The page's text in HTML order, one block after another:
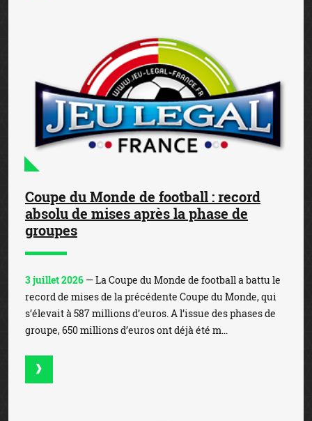
Coupe du Monde de football : record
absolu de mises après la phase de
groupes
3 juillet 2026 — La Coupe du Monde de football a battu le
record de mises de la précédente Coupe du Monde, qui
s’élevait à 587 millions d’euros. A l’issue des phases de
groupe, 650 millions d’euros ont déjà été m...